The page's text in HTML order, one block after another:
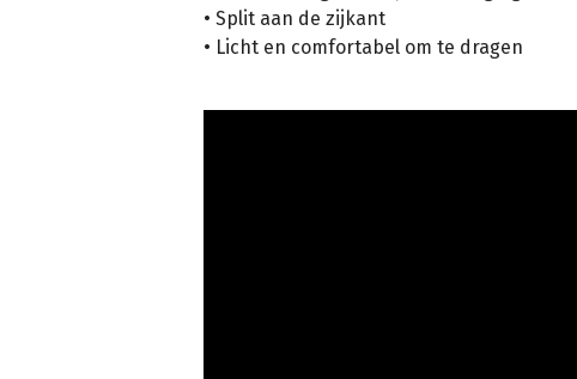
• Split aan de zijkant
• Licht en comfortabel om te dragen